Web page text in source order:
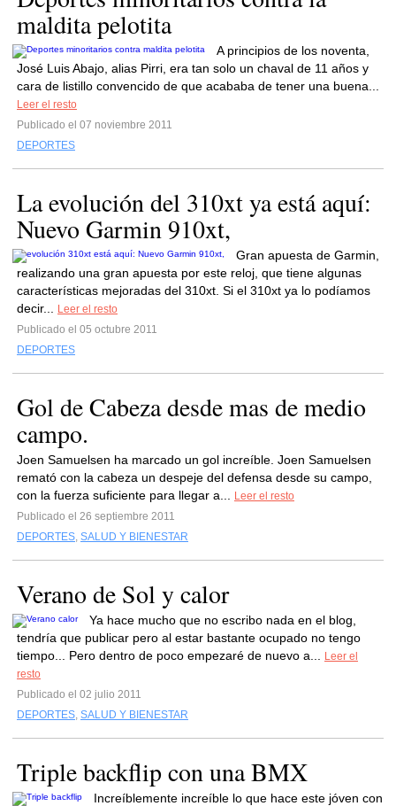
maldita pelotita
A principios de los noventa,
José Luis Abajo, alias Pirri, era tan solo un chaval de 11 años y
cara de listillo convencido de que acababa de tener una buena...
Leer el resto
Publicado el 07 noviembre 2011
DEPORTES
La evolución del 310xt ya está aquí:
Nuevo Garmin 910xt,
Gran apuesta de Garmin,
realizando una gran apuesta por este reloj, que tiene algunas
características mejoradas del 310xt. Si el 310xt ya lo podíamos
decir...
Leer el resto
Publicado el 05 octubre 2011
DEPORTES
Gol de Cabeza desde mas de medio
campo.
Joen Samuelsen ha marcado un gol increíble. Joen Samuelsen
remató con la cabeza un despeje del defensa desde su campo,
con la fuerza suficiente para llegar a...
Leer el resto
Publicado el 26 septiembre 2011
DEPORTES, SALUD Y BIENESTAR
Verano de Sol y calor
Ya hace mucho que no escribo nada en el blog,
tendría que publicar pero al estar bastante ocupado no tengo
tiempo... Pero dentro de poco empezaré de nuevo a...
Leer el
resto
Publicado el 02 julio 2011
DEPORTES, SALUD Y BIENESTAR
Triple backflip con una BMX
Increíblemente increíble lo que hace este jóven con